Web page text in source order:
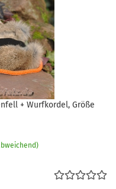
+ Wurfkordel, Größe